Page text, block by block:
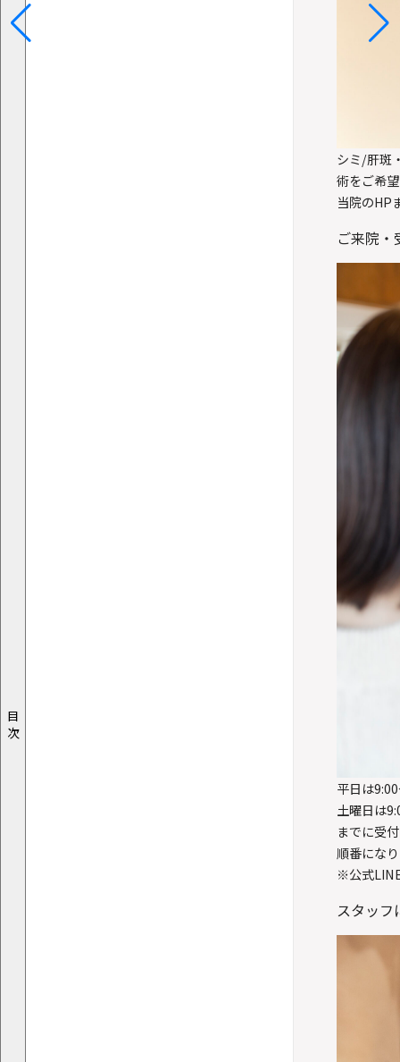
目
次
シミ/肝斑
術をご希
当院のHP
ご来院・
平日は
土曜日は
までに受
順番にな
※公式
スタッフ